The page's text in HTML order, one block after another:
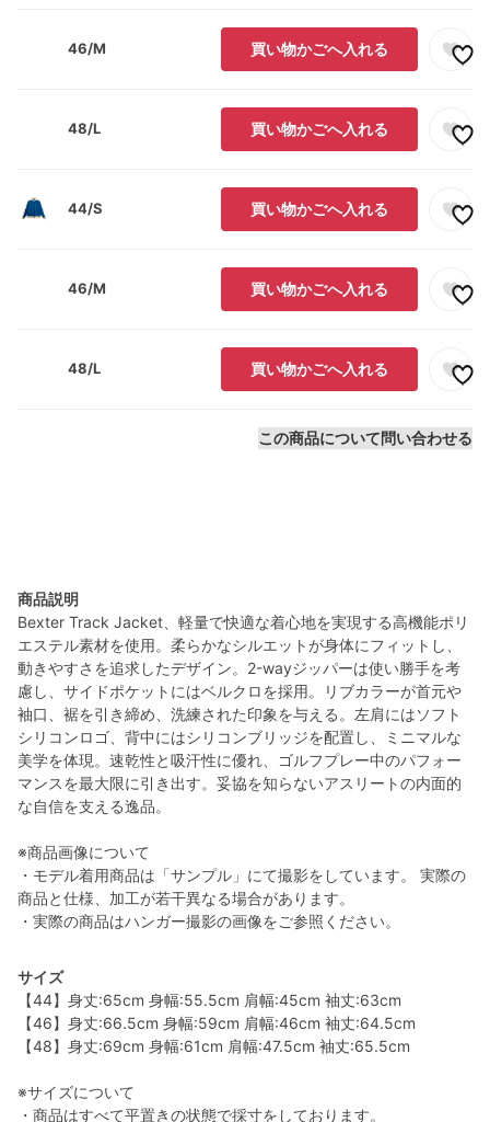
46/M 買い物かごへ入れる
48/L 買い物かごへ入れる
44/S 買い物かごへ入れる
46/M 買い物かごへ入れる
48/L 買い物かごへ入れる
この商品について問い合わせる
商品説明
Bexter Track Jacket、軽量で快適な着心地を実現する高機能ポリ
エステル素材を使用。柔らかなシルエットが身体にフィットし、
動きやすさを追求したデザイン。2-wayジッパーは使い勝手を考
慮し、サイドポケットにはベルクロを採用。リブカラーが首元や
袖口、裾を引き締め、洗練された印象を与える。左肩にはソフト
シリコンロゴ、背中にはシリコンブリッジを配置し、ミニマルな
美学を体現。速乾性と吸汗性に優れ、ゴルフプレー中のパフォー
マンスを最大限に引き出す。妥協を知らないアスリートの内面的
な自信を支える逸品。
※商品画像について
・モデル着用商品は「サンプル」にて撮影をしています。 実際の
商品と仕様、加工が若干異なる場合があります。
・実際の商品はハンガー撮影の画像をご参照ください。
サイズ
【44】身丈:65cm 身幅:55.5cm 肩幅:45cm 袖丈:63cm
【46】身丈:66.5cm 身幅:59cm 肩幅:46cm 袖丈:64.5cm
【48】身丈:69cm 身幅:61cm 肩幅:47.5cm 袖丈:65.5cm
※サイズについて
・商品はすべて平置きの状態で採寸をしております。